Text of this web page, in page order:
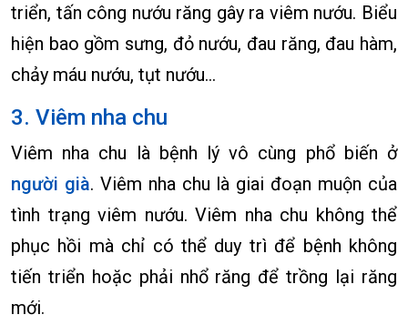
triển, tấn công nướu răng gây ra viêm nướu. Biểu
hiện bao gồm sưng, đỏ nướu, đau răng, đau hàm,
chảy máu nướu, tụt nướu…
3. Viêm nha chu
Viêm nha chu là bệnh lý vô cùng phổ biến ở
người già. Viêm nha chu là giai đoạn muộn của
tình trạng viêm nướu. Viêm nha chu không thể
phục hồi mà chỉ có thể duy trì để bệnh không
tiến triển hoặc phải nhổ răng để trồng lại răng
mới.